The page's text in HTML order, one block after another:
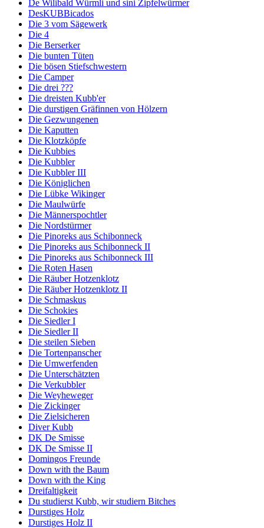
De Wilibald Würmli und sini Zipfelwürmer
DesKUBBicados
Die 3 vom Sägewerk
Die 4
Die Berserker
Die bunten Tüten
Die bösen Stiefschwestern
Die Camper
Die drei ???
Die dreisten Kubb'er
Die durstigen Gräfinnen von Hölzern
Die Gezwungenen
Die Kaputten
Die Klotzköpfe
Die Kubbies
Die Kubbler
Die Kubbler III
Die Königlichen
Die Lübke Wikinger
Die Maulwürfe
Die Männerspochtler
Die Nordstürmer
Die Pinoreks aus Schibonneck
Die Pinoreks aus Schibonneck II
Die Pinoreks aus Schibonneck III
Die Roten Hasen
Die Räuber Hotzenklotz
Die Räuber Hotzenklotz II
Die Schmaskus
Die Schokies
Die Siedler I
Die Siedler II
Die steilen Sieben
Die Tortenpanscher
Die Umwerfenden
Die Unterschätzten
Die Verkubbler
Die Weyheweger
Die Zickinger
Die Zielsicheren
Diver Kubb
DK De Smisse
DK De Smisse II
Domingos Freunde
Down with the Baum
Down with the King
Dreifaltigkeit
Du studierst Kubb, wir studiern Bitches
Durstiges Holz
Durstiges Holz II